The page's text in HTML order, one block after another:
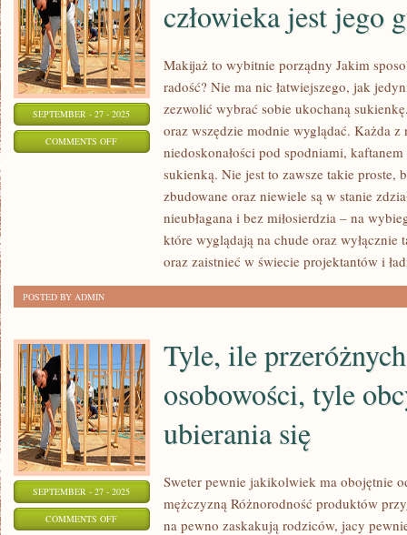
SEPTEMBER - 27 - 2025
COMMENTS OFFON
człowieka jest jego
Makijaż to wybitnie porządny Jakim
radość? Nie ma nic łatwiejszego, jak
zezwolić wybrać sobie ukochaną
oraz wszędzie modnie wyglądać. Każda z
niedoskonałości pod spodniami,
sukienką. Nie jest to zawsze takie proste,
zbudowane oraz niewiele są w stanie
nieubłagana i bez miłosierdzia – na
które wyglądają na chude oraz wyłącznie
oraz zaistnieć w świecie projektantów i
POSTED BY ADMIN
SEPTEMBER - 27 - 2025
COMMENTS OFFON
Tyle, ile
osobowości, tyle
ubierania się
Sweter pewnie jakikolwiek ma obojętnie
mężczyzną Różnorodność produktów
na pewno zaskakują rodziców, jacy